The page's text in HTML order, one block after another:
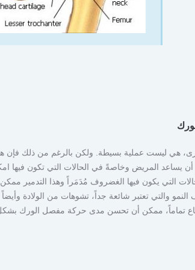
هي ليست عملية بسيطة. ولكن بالرغم من ذلك فإن
أن يساعد المريض وخاصةً في الحالات التي تكون فيها
التي يكون فيها الغضروف مُدَمَراً وهذا التدمير
والتي تعتبر شائعة جداً، تشوهات من الولادة
تماماً، ممكن أن تحسن مدى حركة مفصل الورك بشكل